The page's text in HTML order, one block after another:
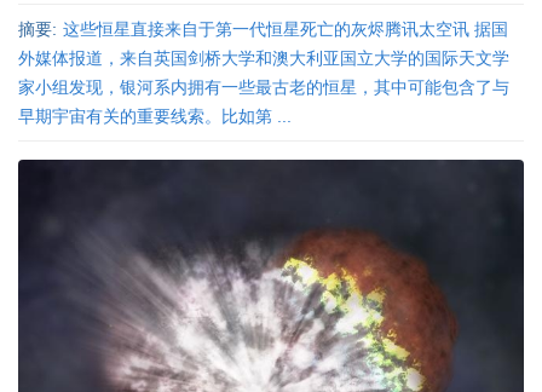
摘要: 这些恒星直接来自于第一代恒星死亡的灰烬腾讯太空讯 据国
外媒体报道，来自英国剑桥大学和澳大利亚国立大学的国际天文学
家小组发现，银河系内拥有一些最古老的恒星，其中可能包含了与
早期宇宙有关的重要线索。比如第 ...